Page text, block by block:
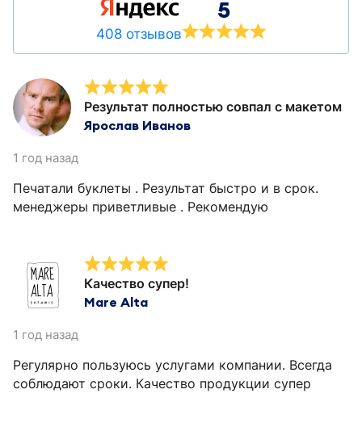
408 отзывов
5
Результат полностью совпал с макетом
Ярослав Иванов
1 год назад
Печатали буклеты . Результат быстро и в срок.
менеджеры приветливые . Рекомендую
Качество супер!
Mare Alta
1 год назад
Регулярно пользуюсь услугами компании. Всегда
соблюдают сроки. Качество продукции супер